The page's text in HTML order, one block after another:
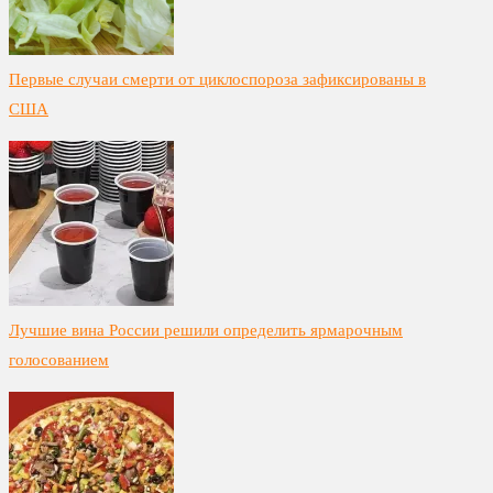
Первые случаи смерти от циклоспороза зафиксированы в
США
Лучшие вина России решили определить ярмарочным
голосованием